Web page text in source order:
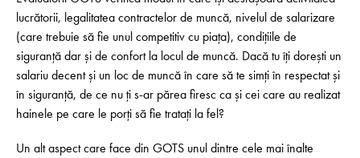
lucrătorii, legalitatea contractelor de muncă, nivelul de salarizare
(care trebuie să fie unul competitiv cu piața), condițiile de
siguranță dar și de confort la locul de muncă. Dacă tu îți dorești un
salariu decent și un loc de muncă în care să te simți în respectat și
în siguranță, de ce nu ți s-ar părea firesc ca și cei care au realizat
hainele pe care le porți să fie tratați la fel?
Un alt aspect care face din GOTS unul dintre cele mai înalte